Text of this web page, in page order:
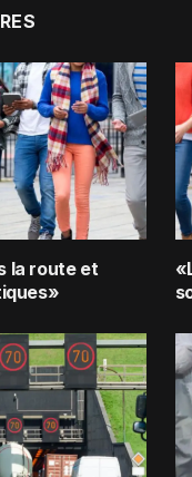
la route et